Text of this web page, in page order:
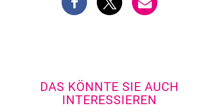
DAS KÖNNTE SIE AUCH
INTERESSIEREN